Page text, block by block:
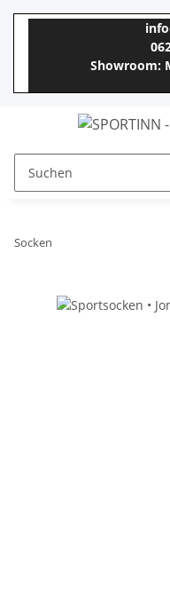
Showroom:
Socken